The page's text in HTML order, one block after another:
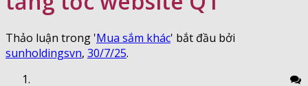
Thảo luận trong 'Mua sắm khác' bắt đầu bởi
sunholdingsvn, 30/7/25.